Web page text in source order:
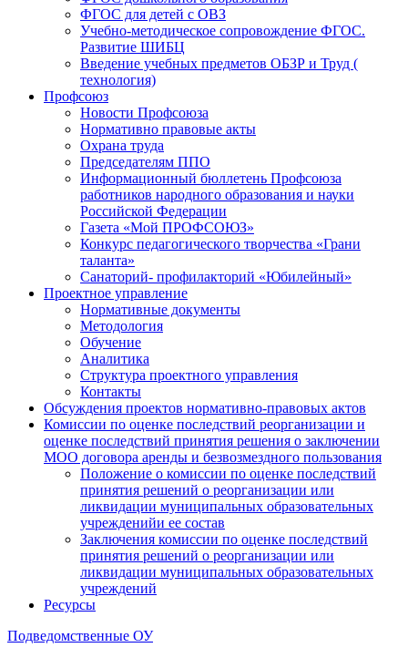
ФГОС для детей с ОВЗ
Учебно-методическое сопровождение ФГОС.
Развитие ШИБЦ
Введение учебных предметов ОБЗР и Труд (
технология)
Профсоюз
Новости Профсоюза
Нормативно правовые акты
Охрана труда
Председателям ППО
Информационный бюллетень Профсоюза
работников народного образования и науки
Российской Федерации
Газета «Мой ПРОФСОЮЗ»
Конкурс педагогического творчества «Грани
таланта»
Санаторий- профилакторий «Юбилейный»
Проектное управление
Нормативные документы
Методология
Обучение
Аналитика
Структура проектного управления
Контакты
Обсуждения проектов нормативно-правовых актов
Комиссии по оценке последствий реорганизации и
оценке последствий принятия решения о заключении
МОО договора аренды и безвозмездного пользования
Положение о комиссии по оценке последствий
принятия решений о реорганизации или
ликвидации муниципальных образовательных
учрежденийи ее состав
Заключения комиссии по оценке последствий
принятия решений о реорганизации или
ликвидации муниципальных образовательных
учреждений
Ресурсы
Подведомственные ОУ